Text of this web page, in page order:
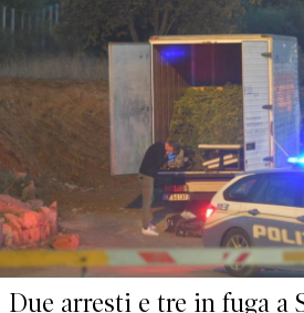
Due arresti e tre in fuga a